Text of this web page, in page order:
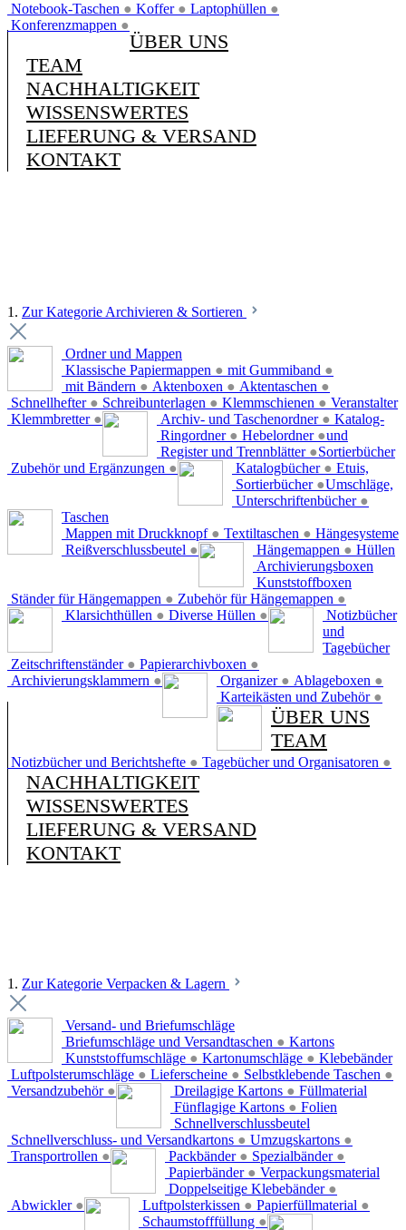
Notebook-Taschen ● Koffer ● Laptophüllen ●
Konferenzmappen ●
ÜBER UNS
TEAM
NACHHALTIGKEIT
WISSENSWERTES
LIEFERUNG & VERSAND
KONTAKT
1. Zur Kategorie Archivieren & Sortieren
Ordner und Mappen
Klassische Papiermappen ● mit Gummiband ●
mit Bändern ● Aktenboxen ● Aktentaschen ●
Schnellhefter ● Schreibunterlagen ● Klemmschienen ●
Klemmbretter ●
Veranstalter
Archiv- und Taschenordner ●
Ringordner ● Hebelordner ●
Register und Trennblätter ●
Zubehör und Ergänzungen ●
Katalog-
und
Sortierbücher
Katalogbücher ●
Sortierbücher ●
Unterschriftenbücher ●
Etuis,
Umschläge,
Taschen
Mappen mit Druckknopf ● Textiltaschen ●
Reißverschlussbeutel ●
Hängesysteme
Hängemappen ●
Ständer für Hängemappen ● Zubehör für Hängemappen ●
Hüllen
Klarsichthüllen ● Diverse Hüllen ●
Archivierungsboxen
Zeitschriftenständer ● Papierarchivboxen ●
Archivierungsklammern ●
Kunststoffboxen
Organizer ● Ablageboxen ●
Karteikästen und Zubehör ●
Notizbücher
und
Tagebücher
Notizbücher und Berichtshefte ● Tagebücher und Organisatoren ●
ÜBER UNS
TEAM
NACHHALTIGKEIT
WISSENSWERTES
LIEFERUNG & VERSAND
KONTAKT
1. Zur Kategorie Verpacken & Lagern
Versand- und Briefumschläge
Briefumschläge und Versandtaschen ●
Kunststoffumschläge ● Kartonumschläge ●
Luftpolsterumschläge ● Lieferscheine ● Selbstklebende Taschen ●
Versandzubehör ●
Kartons
Dreilagige Kartons ●
Fünflagige Kartons ●
Schnellverschluss- und Versandkartons ● Umzugskartons ●
Transportrollen ●
Klebebänder
Packbänder ● Spezialbänder ●
Papierbänder ●
Doppelseitige Klebebänder ●
Abwickler ●
Füllmaterial
Luftpolsterkissen ● Papierfüllmaterial ●
Schaumstofffüllung ●
Folien
Schnellverschlussbeutel
Verpackungsmaterial